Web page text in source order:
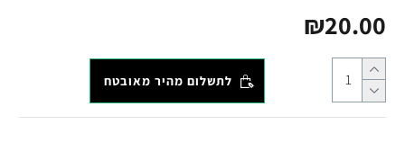
₪20.00
לתשלום מהיר מאובטח